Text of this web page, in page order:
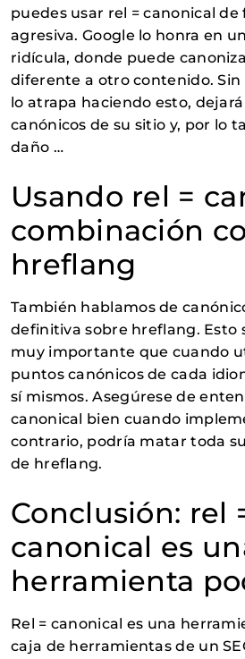
puedes usar rel = canonical
agresiva. Google lo honra en
ridícula, donde puede
diferente a otro contenido. Sin
lo atrapa haciendo esto,
canónicos de su sitio y, por lo
daño …
Usando rel =
combinación
hreflang
También hablamos de
definitiva sobre hreflang. Esto
muy importante que cuando
puntos canónicos de cada
sí mismos. Asegúrese de
canonical bien cuando
contrario, podría matar toda
de hreflang.
Conclusión: rel
canonical es
herramienta
Rel = canonical es una
caja de herramientas de un